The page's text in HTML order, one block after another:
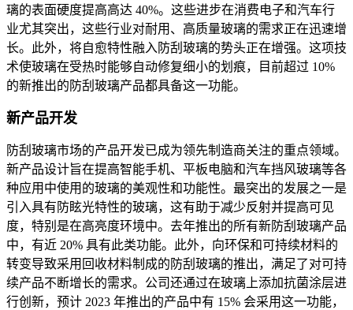
璃的表面硬度提高高达 40%。这些进步在消费电子和汽车行
业尤其突出，这些行业对耐用、高质量玻璃的需求正在迅速增
长。此外，将自愈特性融入防刮玻璃的势头正在增强。这项技
术使玻璃在受热时能够自动修复细小的划痕，目前超过 10%
的新推出的防刮玻璃产品都具备这一功能。
新产品开发
防刮玻璃市场的产品开发已成为领先制造商关注的重点领域。
新产品设计旨在提高智能手机、平板电脑和汽车挡风玻璃等各
种应用中使用的玻璃的美观性和功能性。最突出的发展之一是
引入具有防眩光特性的玻璃，这有助于减少反射并提高可见
度，特别是在高亮度环境中。去年推出的所有新防刮玻璃产品
中，有近 20% 具有此类功能。此外，向环保和可持续材料的
转变导致采用回收材料制成的防刮玻璃的推出，满足了对可持
续产品不断增长的需求。公司还通过在玻璃上添加抗菌涂层进
行创新，预计 2023 年推出的产品中有 15% 会采用这一功能，